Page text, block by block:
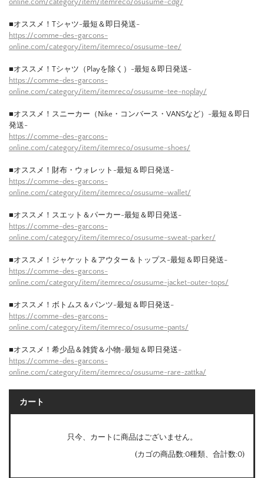
online.com/category/item/itemreco/osusume-cdg/
■オススメ！Tシャツ-最短＆即日発送-
https://comme-des-garcons-
online.com/category/item/itemreco/osusume-tee/
■オススメ！Tシャツ（Playを除く）-最短＆即日発送-
https://comme-des-garcons-
online.com/category/item/itemreco/osusume-tee-noplay/
■オススメ！スニーカー（Nike・コンバース・VANSなど）-最短＆即日
発送-
https://comme-des-garcons-
online.com/category/item/itemreco/osusume-shoes/
■オススメ！財布・ウォレット-最短＆即日発送-
https://comme-des-garcons-
online.com/category/item/itemreco/osusume-wallet/
■オススメ！スエット＆パーカー-最短＆即日発送-
https://comme-des-garcons-
online.com/category/item/itemreco/osusume-sweat-parker/
■オススメ！ジャケット＆アウター＆トップス-最短＆即日発送-
https://comme-des-garcons-
online.com/category/item/itemreco/osusume-jacket-outer-tops/
■オススメ！ボトムス＆パンツ-最短＆即日発送-
https://comme-des-garcons-
online.com/category/item/itemreco/osusume-pants/
■オススメ！希少品＆雑貨＆小物-最短＆即日発送-
https://comme-des-garcons-
online.com/category/item/itemreco/osusume-rare-zattka/
カート
只今、カートに商品はございません。
(カゴの商品数:0種類、合計数:0)